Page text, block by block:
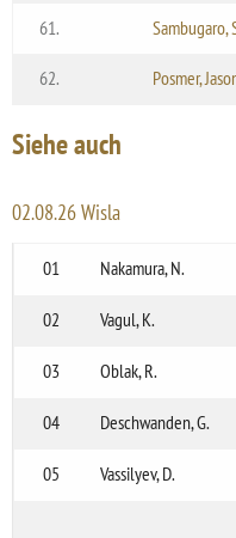
61. Sambugaro,
62. Posmer,
Siehe auch
02.08.26 Wisla
01
Nakamura, N.
02 Vagul, K.
03 Oblak, R.
04 Deschwanden, G.
05 Vassilyev, D.